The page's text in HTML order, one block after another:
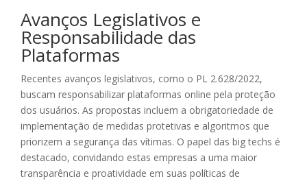
Avanços Legislativos e
Responsabilidade das
Plataformas
Recentes avanços legislativos, como o PL 2.628/2022,
buscam responsabilizar plataformas online pela proteção
dos usuários. As propostas incluem a obrigatoriedade de
implementação de medidas protetivas e algoritmos que
priorizem a segurança das vítimas. O papel das big techs é
destacado, convidando estas empresas a uma maior
transparência e proatividade em suas políticas de